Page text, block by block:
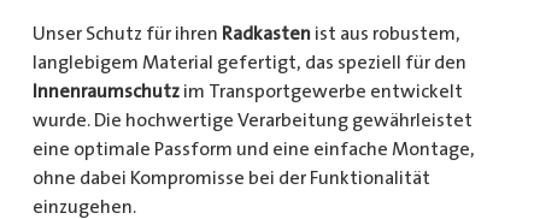
Unser Schutz für ihren Radkastenist aus robustem,
langlebigem Material gefertigt, das speziell für den
Innenraumschutzim Transportgewerbe entwickelt
wurde. Die hochwertige Verarbeitung gewährleistet
eine optimale Passform und eine einfache Montage,
ohne dabei Kompromisse bei der Funktionalität
einzugehen.